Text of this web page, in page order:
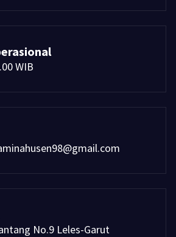
WIB
No.9 Leles-Garut